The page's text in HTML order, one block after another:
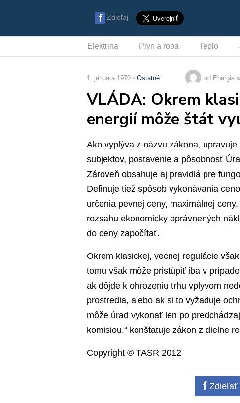
Zdieľaj
Elektrina Plyn a ropa Teplo
1. januára 1970 Ostatné od
VLÁDA: Okrem
energií môže štát
Ako vyplýva z názvu zákona,
subjektov, postavenie a pôsobnosť
Zároveň obsahuje aj pravidlá pre
Definuje tiež spôsob vykonávania
určenia pevnej ceny, maximálnej
rozsahu ekonomicky oprávnených
do ceny započítať.
Okrem klasickej, vecnej regulácie
tomu však môže pristúpiť iba v
ak dôjde k ohrozeniu trhu vplyvom
prostredia, alebo ak si to vyžaduje
môže úrad vykonať len po
komisiou,“ konštatuje zákon z dielne
Copyright © TASR 2012
Zdieľať